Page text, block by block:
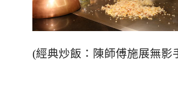
(經典炒飯：陳師傅施展無影